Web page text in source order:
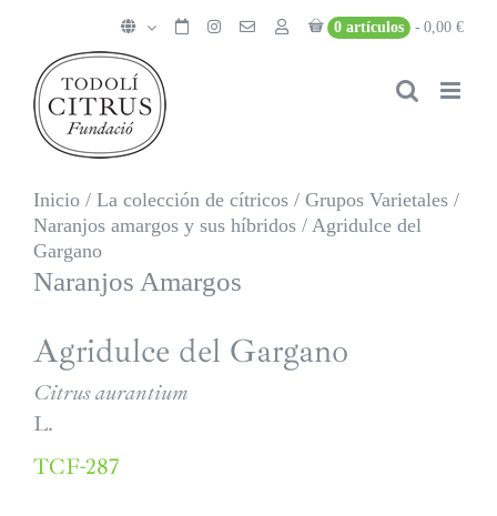
contenido
0 artículos 0,00 €
Inicio / La colección de cítricos / Grupos Varietales /
Naranjos amargos y sus híbridos / Agridulce del
Gargano
Naranjos Amargos
Agridulce del Gargano
Citrus aurantium
L.
TCF-287